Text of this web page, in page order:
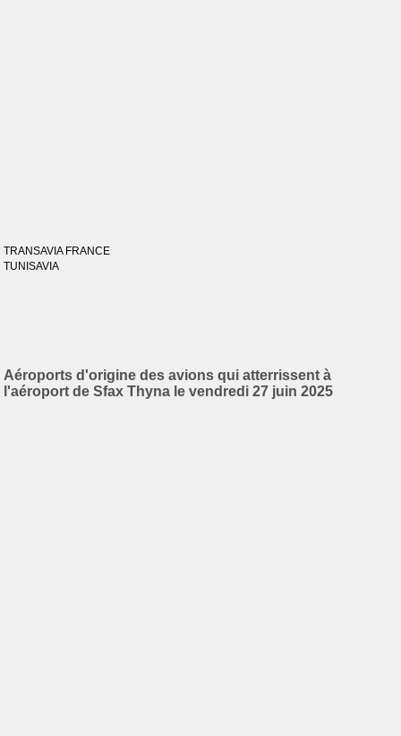
TRANSAVIA FRANCE
TUNISAVIA
Aéroports d'origine des avions qui atterrissent à
l'aéroport de Sfax Thyna le vendredi 27 juin 2025